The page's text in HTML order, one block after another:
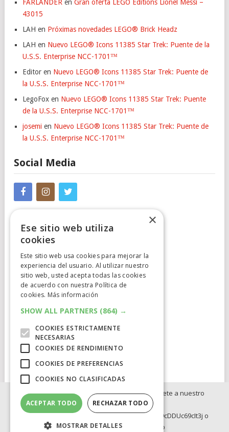
FARLANDER en Gran oferta LEGO Editions Lionel Messi –
43015
LAH en Próximas novedades LEGO® Brick Headz
LAH en Nuevo LEGO® Icons 11385 Star Trek: Puente de la
U.S.S. Enterprise NCC-1701™
Editor en Nuevo LEGO® Icons 11385 Star Trek: Puente de
la U.S.S. Enterprise NCC-1701™
LegoFox en Nuevo LEGO® Icons 11385 Star Trek: Puente
de la U.S.S. Enterprise NCC-1701™
josemi en Nuevo LEGO® Icons 11385 Star Trek: Puente de
la U.S.S. Enterprise NCC-1701™
Social Media
Cumplimiento Normativo
Aviso Legal
Política de Privacidad
Política de Cookies
Clausula de afiliación
ELCATALEJOCOPYRIGHT © 2026.POWERED BYIDIGAUD
Si no quieres perderte ninguna novedad, únete a nuestro
WhatsApp:
https://whatsapp.com/channel/0029Va8BRdy9cDDUc69cIt3j o
Telegram: https://t.me/elcatalejo
×
Ese sitio web utiliza
cookies
Este sitio web usa cookies para mejorar la
experiencia del usuario. Al utilizar nuestro
sitio web, usted acepta todas las cookies
de acuerdo con nuestra Política de
cookies. Más información
SHOW ALL PARTNERS (864) →
COOKIES ESTRICTAMENTE
NECESARIAS
COOKIES DE RENDIMIENTO
COOKIES DE PREFERENCIAS
COOKIES NO CLASIFICADAS
ACEPTAR TODO RECHAZAR TODO
MOSTRAR DETALLES